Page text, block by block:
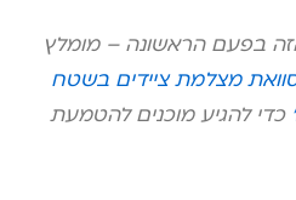
בפעם הראשונה – מומלץ
מצלמת ציידים בשטח
כדי להגיע מוכנים להטמעת